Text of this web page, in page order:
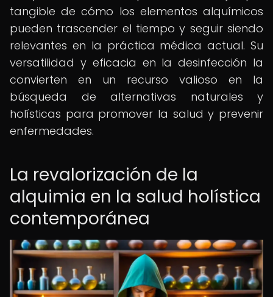
tangible de cómo los elementos alquímicos
pueden trascender el tiempo y seguir siendo
relevantes en la práctica médica actual. Su
versatilidad y eficacia en la desinfección la
convierten en un recurso valioso en la
búsqueda de alternativas naturales y
holísticas para promover la salud y prevenir
enfermedades.
La revalorización de la
alquimia en la salud holística
contemporánea